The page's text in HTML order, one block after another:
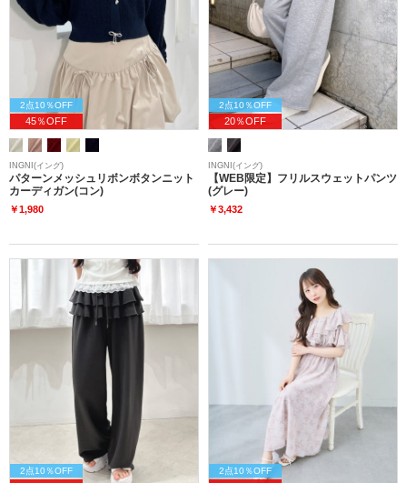
2点10％OFF
45％OFF
INGNI(イング)
パターンメッシュリボンボタンニット
カーディガン(コン)
￥1,980
2点10％OFF
20％OFF
INGNI(イング)
【WEB限定】フリルスウェットパンツ
(グレー)
￥3,432
2点10％OFF 2点10％OFF